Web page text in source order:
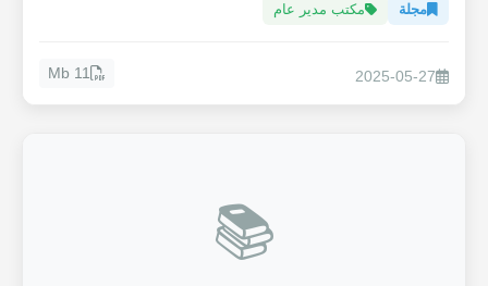
مجلة مكتب مدير عام
2025-05-27
11 Mb
📚